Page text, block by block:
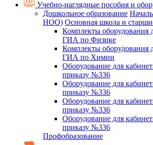
Учебно-наглядные пособия и
Дошкольное образование
НОО) Основная школа и
Комплекты оборудования
ГИА по Физике
Комплекты оборудования
ГИА по Химии
Оборудование для
приказу №336
Оборудование для
приказу №336
Оборудование для
приказу №336
Оборудование для
приказу №336
Профобразование